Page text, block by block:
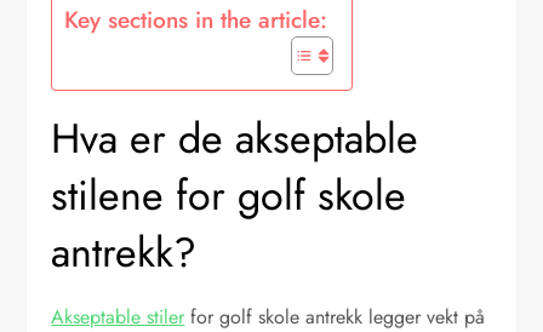
Key sections in the article:
Hva er de akseptable
stilene for golf skole
antrekk?
Akseptable stiler for golf skole antrekk legger vekt på